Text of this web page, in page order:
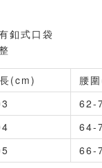
釦式口袋
(cm) 腰
62-
64-
66-